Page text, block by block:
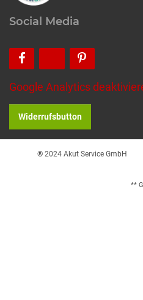
Social Media
Google Analytics
Widerrufsbutton
® 2024 Akut Service GmbH
**